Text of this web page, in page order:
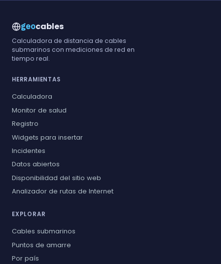
geocables
Calculadora de distancia de cables
submarinos con mediciones de red en
tiempo real.
HERRAMIENTAS
Calculadora
Monitor de salud
Registro
Widgets para insertar
Incidentes
Datos abiertos
Disponibilidad del sitio web
Analizador de rutas de Internet
EXPLORAR
Cables submarinos
Puntos de amarre
Por país